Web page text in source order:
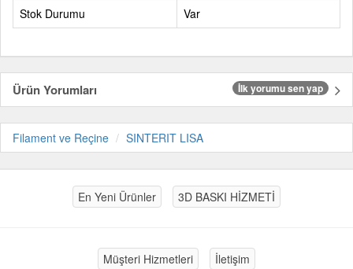
Stok Durumu
Var
Ürün Yorumları İlk yorumu sen yap
Filament ve Reçine SINTERIT LISA
En Yeni Ürünler 3D BASKI HİZMETİ
Müşteri Hizmetleri İletişim